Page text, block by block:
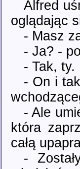
Alfred
oglądając
- Masz
- Ja? -
- Tak, ty.
- On i
- Ale
która
całą
-